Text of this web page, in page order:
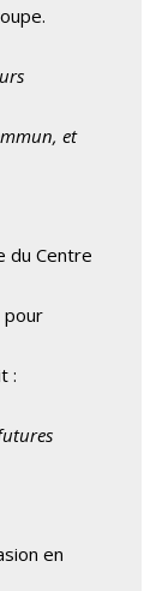
et
du Centre
pour
:
en